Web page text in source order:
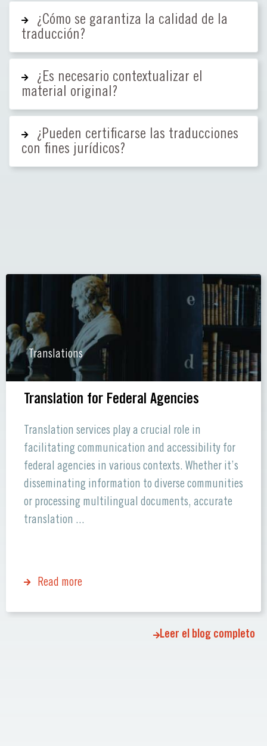
¿Cómo se garantiza la calidad de la
traducción?
¿Es necesario contextualizar el
material original?
¿Pueden certificarse las traducciones
con fines jurídicos?
Translations
Translation for Federal Agencies
Translation services play a crucial role in
facilitating communication and accessibility for
federal agencies in various contexts. Whether it’s
disseminating information to diverse communities
or processing multilingual documents, accurate
translation ...
Read more
Leer el blog completo